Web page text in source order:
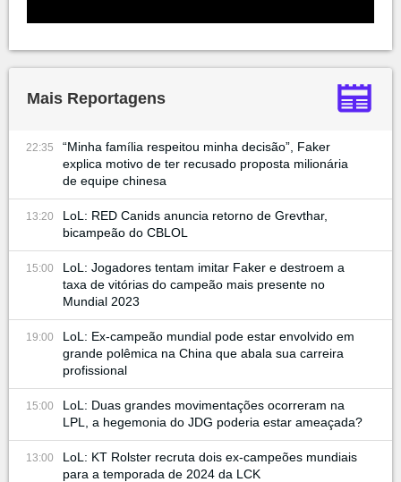
Mais Reportagens
22:35
“Minha família respeitou minha decisão”, Faker
explica motivo de ter recusado proposta milionária
de equipe chinesa
13:20
LoL: RED Canids anuncia retorno de Grevthar,
bicampeão do CBLOL
15:00
LoL: Jogadores tentam imitar Faker e destroem a
taxa de vitórias do campeão mais presente no
Mundial 2023
19:00
LoL: Ex-campeão mundial pode estar envolvido em
grande polêmica na China que abala sua carreira
profissional
15:00
LoL: Duas grandes movimentações ocorreram na
LPL, a hegemonia do JDG poderia estar ameaçada?
13:00
LoL: KT Rolster recruta dois ex-campeões mundiais
para a temporada de 2024 da LCK